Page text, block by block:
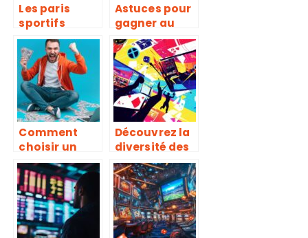
Les paris
sportifs
boostes les
plus
profitables
Astuces pour
gagner au
Thimbles
Mystake
Casino :
découvrez les
secrets du
succès
Comment
choisir un
bookmaker
fiable hors
France pour
parier en
toute
sécurité
Découvrez la
diversité des
jeux et paris
sportifs en
ligne